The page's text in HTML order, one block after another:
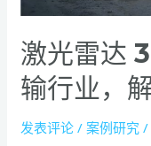
激光雷达
输行业，
发表评论 /案例研究
土
方
运
行